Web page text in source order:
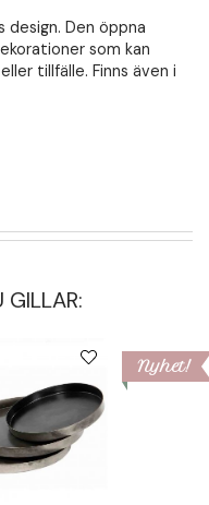
design. Den öppna
som kan
tillfälle. Finns även i
GILLAR:
Nyhet!